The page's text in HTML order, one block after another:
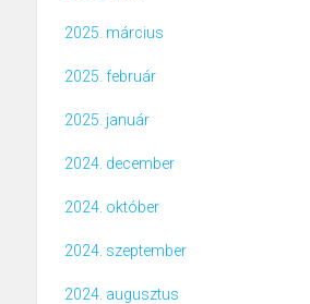
2025. március
2025. február
2025. január
2024. december
2024. október
2024. szeptember
2024. augusztus